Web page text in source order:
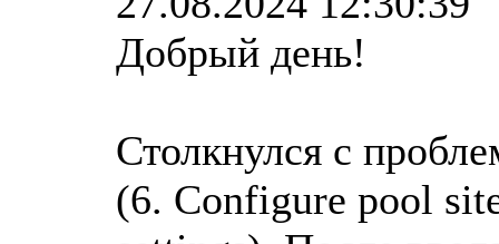
Добрый день!
Столкнулся с
(6. Configure pool